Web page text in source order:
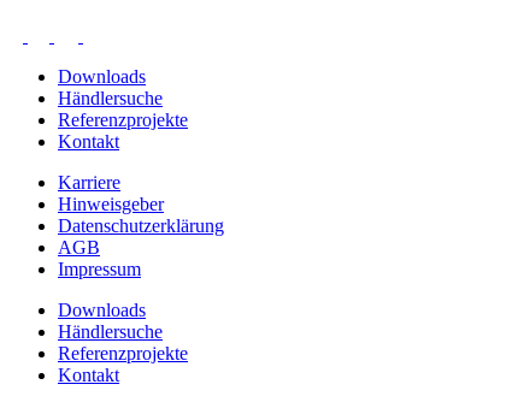
Downloads
Händlersuche
Referenzprojekte
Kontakt
Karriere
Hinweisgeber
Datenschutzerklärung
AGB
Impressum
Downloads
Händlersuche
Referenzprojekte
Kontakt